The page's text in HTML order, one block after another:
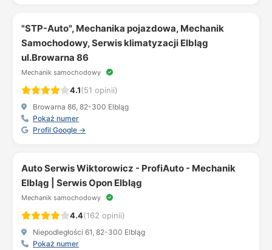
"STP-Auto", Mechanika pojazdowa, Mechanik
Samochodowy, Serwis klimatyzacji Elbląg
ul.Browarna 86
Mechanik samochodowy
4.1(51 opinii)
Browarna 86, 82-300 Elbląg
Pokaż numer
Profil Google →
Auto Serwis Wiktorowicz - ProfiAuto - Mechanik
Elbląg | Serwis Opon Elbląg
Mechanik samochodowy
4.4(162 opinii)
Niepodległości 61, 82-300 Elbląg
Pokaż numer